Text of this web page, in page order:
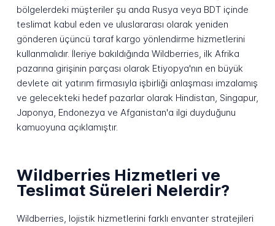
bölgelerdeki müşteriler şu anda Rusya veya BDT içinde
teslimat kabul eden ve uluslararası olarak yeniden
gönderen üçüncü taraf kargo yönlendirme hizmetlerini
kullanmalıdır. İleriye bakıldığında Wildberries, ilk Afrika
pazarına girişinin parçası olarak Etiyopya'nın en büyük
devlete ait yatırım firmasıyla işbirliği anlaşması imzalamış
ve gelecekteki hedef pazarlar olarak Hindistan, Singapur,
Japonya, Endonezya ve Afganistan'a ilgi duyduğunu
kamuoyuna açıklamıştır.
Wildberries Hizmetleri ve
Teslimat Süreleri Nelerdir?
Wildberries, lojistik hizmetlerini farklı envanter stratejileri